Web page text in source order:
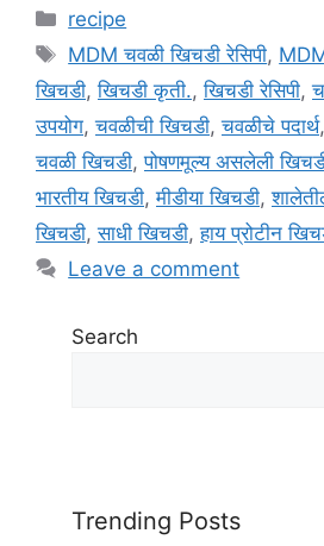
C
a
e
g
o
r
i
s
recipe
T
a
s
MDM चवळी खिचडी रेसिपी,
खिचडी,खिचडी कृती.,खिचडी रेसिपी,
उपयोग,चवळीची खिचडी,चवळीचे पदार्थ
चवळी खिचडी,पोषणमूल्य असलेली
भारतीय खिचडी,मीडीया खिचडी,
खिचडी,साधी खिचडी,हाय प्रोटीन
Leave a comment
Search
Trending Posts